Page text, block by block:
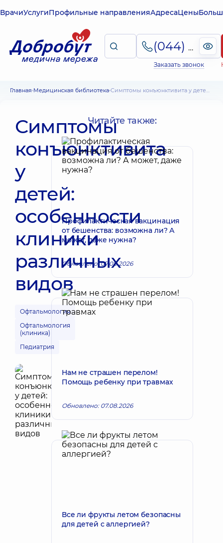
ВрачиУслугиПрофильные направленияАдресаЦены
(044) 495-2-888
Заказать звонок
Главная Медицинская библиотека Симптомы конъюнктивита у детей: особенности клиники различных видов
Симптомы
конъюнктивита
у
детей:
особенности
клиники
различных
видов
Офтальмология
Офтальмология
(клиника)
Педиатрия
Читайте также:
Профилактическая вакцинация
от бешенства: возможна ли? А
может, даже нужна?
Обновлено: 07.08.2026
Нам не страшен перелом!
Помощь ребенку при травмах
Обновлено: 07.08.2026
Все ли фрукты летом безопасны
для детей с аллергией?